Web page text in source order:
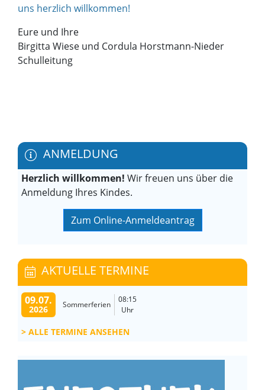
uns herzlich willkommen!
Eure und Ihre
Birgitta Wiese und Cordula Horstmann-Nieder
Schulleitung
ANMELDUNG
Herzlich willkommen! Wir freuen uns über die
Anmeldung Ihres Kindes.
Zum Online-Anmeldeantrag
AKTUELLE TERMINE
09.07.
2026 Sommerferien
08:15
Uhr
ALLE TERMINE ANSEHEN